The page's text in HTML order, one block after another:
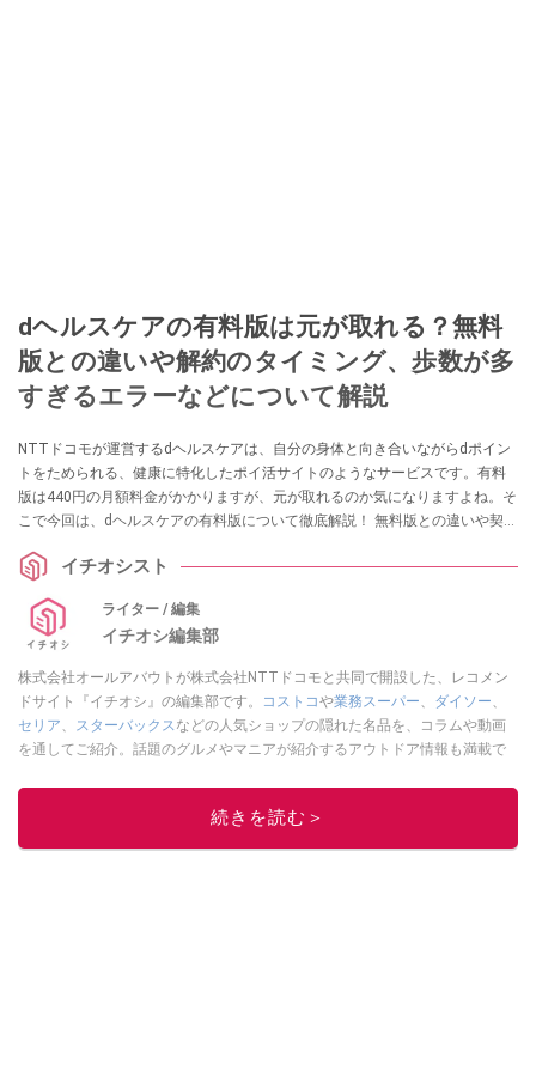
dヘルスケアの有料版は元が取れる？無料
版との違いや解約のタイミング、歩数が多
すぎるエラーなどについて解説
NTTドコモが運営するdヘルスケアは、自分の身体と向き合いながらdポイン
トをためられる、健康に特化したポイ活サイトのようなサービスです。有料
版は440円の月額料金がかかりますが、元が取れるのか気になりますよね。そ
こで今回は、dヘルスケアの有料版について徹底解説！ 無料版との違いや契約
上げした？」などの気になる疑問をまとめました。
イチオシスト
ライター / 編集
イチオシ編集部
株式会社オールアバウトが株式会社NTTドコモと共同で開設した、レコメン
ドサイト『イチオシ』の編集部です。
コストコや業務スーパー、 ダイソー、
セリア、 スターバックスなどの人気ショップの隠れた名品を、コラムや動画
を通してご紹介。話題のグルメやマニアが紹介するアウトドア情報も満載で
レビューしています。毎日トレンド情報をお届けしているので、ぜひ
してください！続きを読む＞